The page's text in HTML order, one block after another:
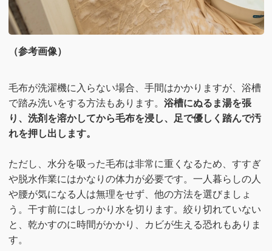
（参考画像）
毛布が洗濯機に入らない場合、手間はかかりますが、浴槽
で踏み洗いをする方法もあります。 浴槽にぬるま湯を張
り、洗剤を溶かしてから毛布を浸し、足で優しく踏んで汚
れを押し出します。
ただし、水分を吸った毛布は非常に重くなるため、すすぎ
や脱水作業にはかなりの体力が必要です。一人暮らしの人
や腰が気になる人は無理をせず、他の方法を選びましょ
う。干す前にはしっかり水を切ります。絞り切れていない
と、乾かすのに時間がかかり、カビが生える恐れもありま
す。